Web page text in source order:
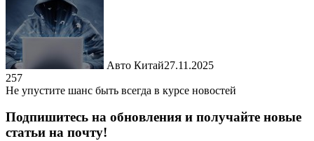
Авто Китай27.11.2025
257
Не упустите шанс быть всегда в курсе новостей
Подпишитесь на обновления и получайте новые
статьи на почту!